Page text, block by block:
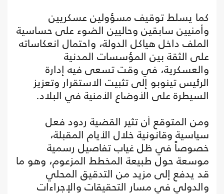
كما يسلط توقيف مسؤولين عسكريين
وأمنيين سابقين وحاليين الضوء على حساسية
الملف داخل هياكل الدولة، واحتمال انعكاساته
على الثقة بين المؤسسات المدنية
والعسكرية، في وقت تسعى فيه إدارة
الرئيس تينوبو إلى تثبيت الاستقرار وتعزيز
السيطرة على الأوضاع الأمنية في البلاد.
ومن المتوقع أن تثير القضية ردود فعل
سياسية وقانونية خلال الأيام المقبلة،
خصوصاً في ظل غياب تفاصيل رسمية
موسعة حول طبيعة المخطط المزعوم، وهو ما
قد يدفع إلى مزيد من التدقيق المحلي
والدولي في مسار التحقيقات والإجراءات